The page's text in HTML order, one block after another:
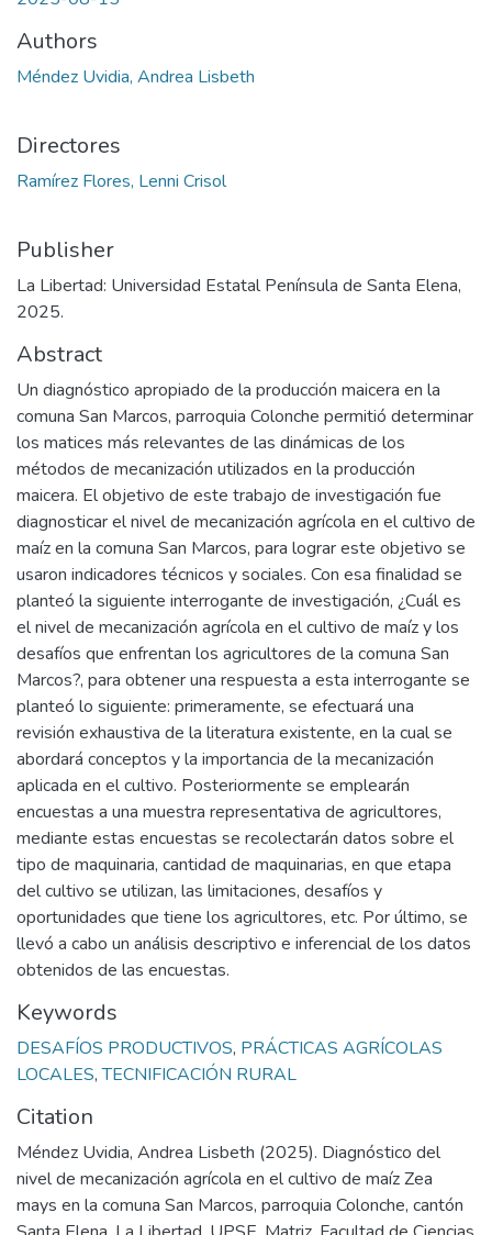
Authors
Méndez Uvidia, Andrea Lisbeth
Directores
Ramírez Flores, Lenni Crisol
Publisher
La Libertad: Universidad Estatal Península de Santa Elena,
2025.
Abstract
Un diagnóstico apropiado de la producción maicera en la
comuna San Marcos, parroquia Colonche permitió determinar
los matices más relevantes de las dinámicas de los
métodos de mecanización utilizados en la producción
maicera. El objetivo de este trabajo de investigación fue
diagnosticar el nivel de mecanización agrícola en el cultivo de
maíz en la comuna San Marcos, para lograr este objetivo se
usaron indicadores técnicos y sociales. Con esa finalidad se
planteó la siguiente interrogante de investigación, ¿Cuál es
el nivel de mecanización agrícola en el cultivo de maíz y los
desafíos que enfrentan los agricultores de la comuna San
Marcos?, para obtener una respuesta a esta interrogante se
planteó lo siguiente: primeramente, se efectuará una
revisión exhaustiva de la literatura existente, en la cual se
abordará conceptos y la importancia de la mecanización
aplicada en el cultivo. Posteriormente se emplearán
encuestas a una muestra representativa de agricultores,
mediante estas encuestas se recolectarán datos sobre el
tipo de maquinaria, cantidad de maquinarias, en que etapa
del cultivo se utilizan, las limitaciones, desafíos y
oportunidades que tiene los agricultores, etc. Por último, se
llevó a cabo un análisis descriptivo e inferencial de los datos
obtenidos de las encuestas.
Keywords
DESAFÍOS PRODUCTIVOS, PRÁCTICAS AGRÍCOLAS
LOCALES,TECNIFICACIÓN RURAL
Citation
Méndez Uvidia, Andrea Lisbeth (2025). Diagnóstico del
nivel de mecanización agrícola en el cultivo de maíz Zea
mays en la comuna San Marcos, parroquia Colonche, cantón